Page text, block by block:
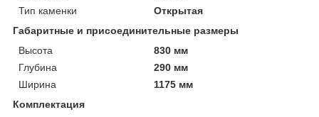
Тип каменки
Открытая
Габаритные и присоединительные размеры
Высота
830 мм
Глубина
290 мм
Ширина
1175 мм
Комплектация